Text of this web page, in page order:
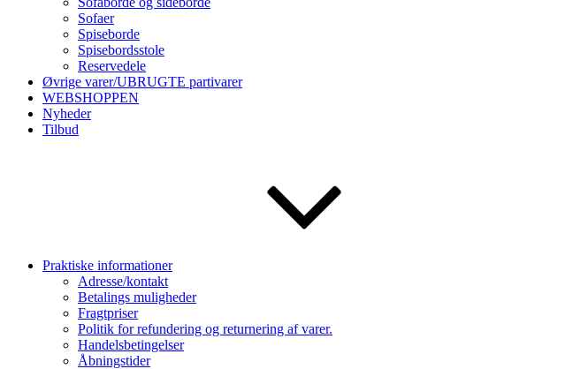
Sofaer
Spiseborde
Spisebordsstole
Reservedele
Øvrige varer/UBRUGTE partivarer
WEBSHOPPEN
Nyheder
Tilbud
Praktiske informationer
Adresse/kontakt
Betalings muligheder
Fragtpriser
Politik for refundering og returnering af varer.
Handelsbetingelser
Åbningstider